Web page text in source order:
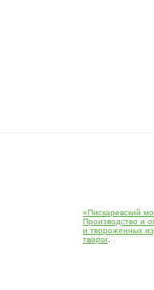
«Пискаревский
Производство и
и твороженных
творог.